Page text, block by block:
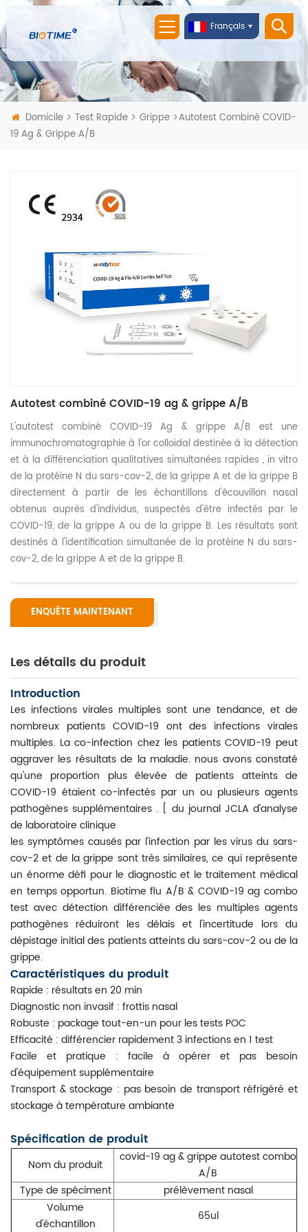
Français
Domicile Test Rapide Grippe
Autotest Combiné COVID-
19 Ag & Grippe A/B
Autotest combiné COVID-19 ag & grippe A/B
L'autotest combiné COVID-19 Ag & grippe A/B est une
immunochromatographie à l'or colloïdal destinée à la détection
et à la différenciation qualitatives simultanées rapides , in vitro
de la protéine N du sars-cov-2, de la grippe A et de la grippe B
directement à partir de les échantillons d'écouvillon nasal
obtenus auprès d'individus, suspectés d'être infectés par le
COVID-19, de la grippe A ou de la grippe B. Les résultats sont
destinés à l'identification simultanée de la protéine N du sars-
cov-2, de la grippe A et de la grippe B.
ENQUÊTE MAINTENANT
Les détails du produit
Introduction
Les infections virales multiples sont une tendance, et de
nombreux patients COVID-19 ont des infections virales
multiples. La co-infection chez les patients COVID-19 peut
aggraver les résultats de la maladie. nous avons constaté
qu'une proportion plus élevée de patients atteints de
COVID-19 étaient co-infectés par un ou plusieurs agents
pathogènes supplémentaires . [ du journal JCLA d'analyse
de laboratoire clinique
les symptômes causés par l'infection par les virus du sars-
cov-2 et de la grippe sont très similaires, ce qui représente
un énorme défi pour le diagnostic et le traitement médical
en temps opportun. Biotime flu A/B & COVID-19 ag combo
test avec détection différenciée des les multiples agents
pathogènes réduiront les délais et l'incertitude lors du
dépistage initial des patients atteints du sars-cov-2 ou de la
grippe.
Caractéristiques du produit
Rapide : résultats en 20 min
Diagnostic non invasif : frottis nasal
Robuste : package tout-en-un pour les tests POC
Efficacité : différencier rapidement 3 infections en 1 test
Facile et pratique : facile à opérer et pas besoin
d'équipement supplémentaire
Transport & stockage : pas besoin de transport réfrigéré et
stockage à température ambiante
Spécification de produit
Nom du produit
covid-19 ag & grippe autotest combo
A/B
Type de spéciment
prélèvement nasal
Volume
d'échantillon
65ul